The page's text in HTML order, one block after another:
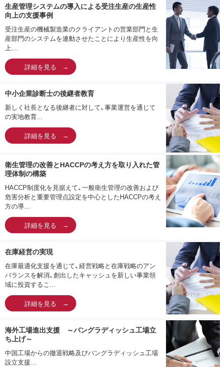
生産管理システムの導入による受注生産の生産性
向上の支援事例
受注生産の機械製造業のクライアントの営業部門と生
産部門のシステムを連動させたことにより生産性を向
上...
詳細を見る
中小企業診断士の後継者教育
新しく社長となる後継者に対して、事業運営を通じて
の実地教育...
詳細を見る
衛生管理の改善とHACCPの考え方を取り入れた管
理体制の構築
HACCP制度化を見据えて、一般衛生管理の改善および
危害分析と重要管理点設定を中心としたHACCPの考え
方の導...
詳細を見る
在庫経営の実現
在庫最適化支援を通じて、経営戦略と在庫戦略のアン
バランスを解消、創出したキャッシュを新しい事業領
域に投資するこ...
詳細を見る
海外工場進出支援 ～バングラディッシュ工場立
ち上げ～
中国工場からの撤退戦略及びバングラディッシュ工場
設立支援...